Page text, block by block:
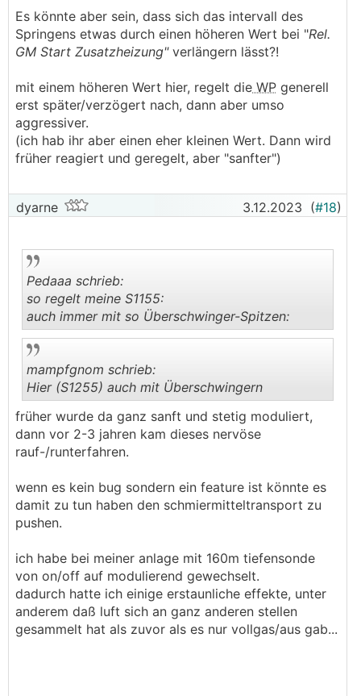
Es könnte aber sein, dass sich das intervall des
Springens etwas durch einen höheren Wert bei "Rel.
GM Start Zusatzheizung" verlängern lässt?!
mit einem höheren Wert hier, regelt die WP generell
erst später/verzögert nach, dann aber umso
aggressiver.
(ich hab ihr aber einen eher kleinen Wert. Dann wird
früher reagiert und geregelt, aber "sanfter")
dyarne 3.12.2023 (#18)
Pedaaa schrieb:
so regelt meine S1155:
auch immer mit so Überschwinger-Spitzen:
..
mampfgnom schrieb:
Hier (S1255) auch mit Überschwingern
früher wurde da ganz sanft und stetig moduliert,
dann vor 2-3 jahren kam dieses nervöse
rauf-/runterfahren.
wenn es kein bug sondern ein feature ist könnte es
damit zu tun haben den schmiermitteltransport zu
pushen.
ich habe bei meiner anlage mit 160m tiefensonde
von on/off auf modulierend gewechselt.
dadurch hatte ich einige erstaunliche effekte, unter
anderem daß luft sich an ganz anderen stellen
gesammelt hat als zuvor als es nur vollgas/aus gab...